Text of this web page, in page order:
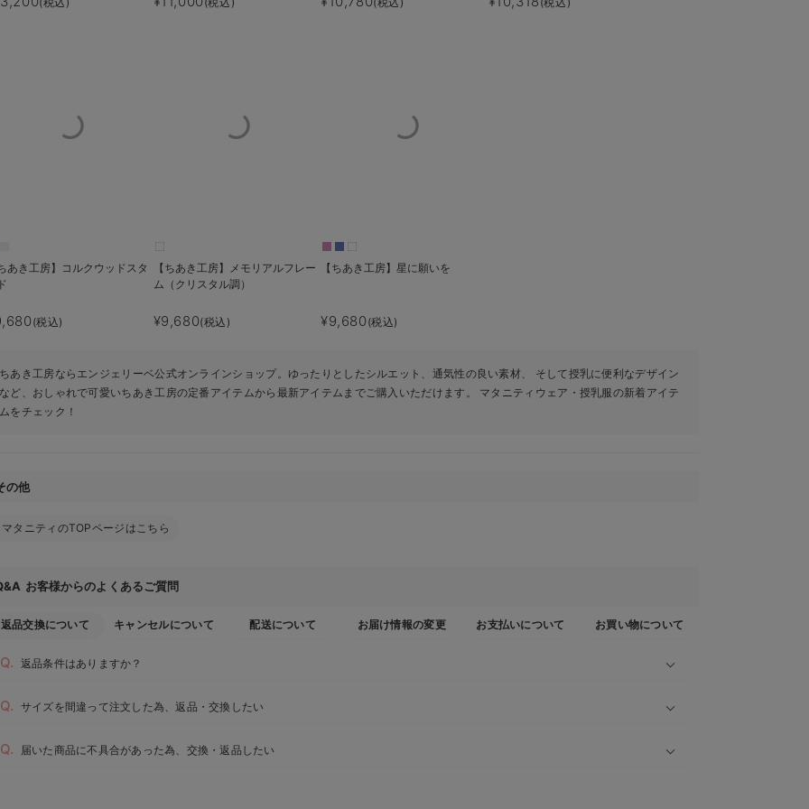
ちあき工房】コルクウッドスタ
(税込)
【ちあき工房】メモリアルフレー
ム（クリスタル調）
¥9,680(税込)
【ちあき工房】星に願いを
¥9,680 (税込)
ちあき工房ならエンジェリーベ公式オンラインショップ。ゆったりとしたシルエット、通気性の良い素材、 そして授乳に便利なデザイン
など、おしゃれで可愛いちあき工房の定番アイテムから最新アイテムまでご購入いただけます。 マタニティウェア・授乳服の新着アイテ
ムをチェック！
の他
マタニティのTOPページはこちら
お客様からのよくあるご質問
返品交換について キャンセルについて 配送について お届け情報の変更 お支払いについて お買い物について
返品条件はありますか？
サイズを間違って注文した為、返品・交換したい
届いた商品に不具合があった為、交換・返品したい